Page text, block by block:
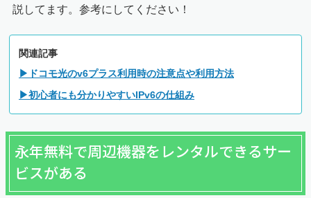
説してます。参考にしてください！
関連記事
▶ドコモ光のv6プラス利用時の注意点や利用方法
▶初心者にも分かりやすいIPv6の仕組み
永年無料で周辺機器をレンタルできるサー
ビスがある